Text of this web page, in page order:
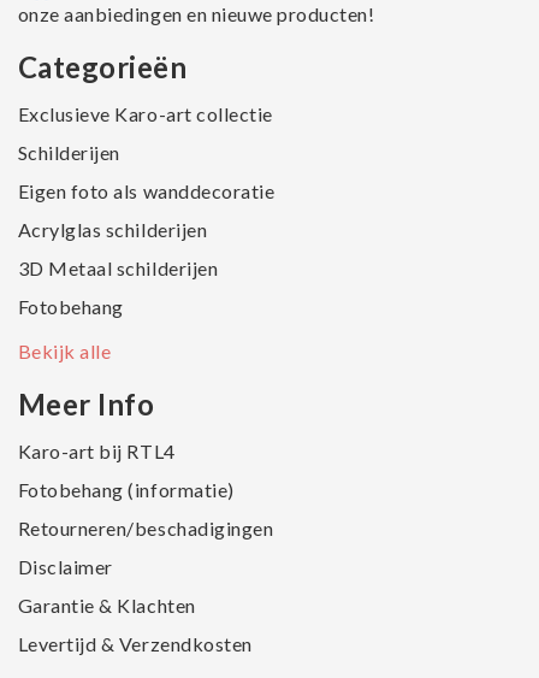
onze aanbiedingen en nieuwe producten!
Categorieën
Exclusieve Karo-art collectie
Schilderijen
Eigen foto als wanddecoratie
Acrylglas schilderijen
3D Metaal schilderijen
Fotobehang
Bekijk alle
Meer Info
Karo-art bij RTL4
Fotobehang (informatie)
Retourneren/beschadigingen
Disclaimer
Garantie & Klachten
Levertijd & Verzendkosten